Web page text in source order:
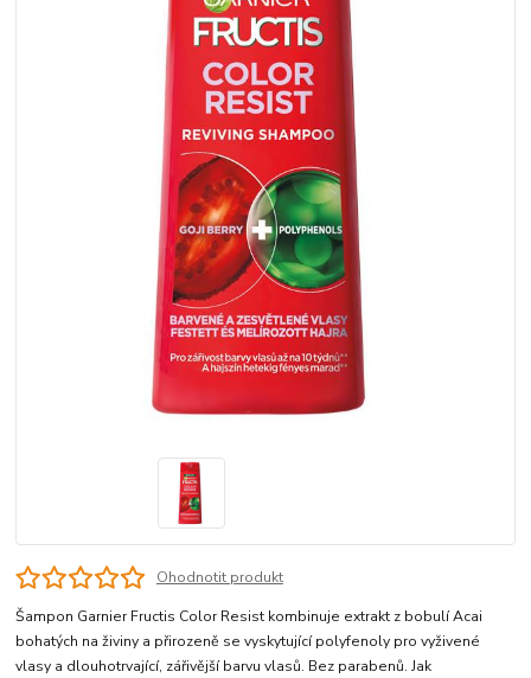
Ohodnotit produkt
Šampon Garnier Fructis Color Resist kombinuje extrakt z bobulí Acai
bohatých na živiny a přirozeně se vyskytující polyfenoly pro vyživené
vlasy a dlouhotrvající, zářivější barvu vlasů. Bez parabenů. Jak